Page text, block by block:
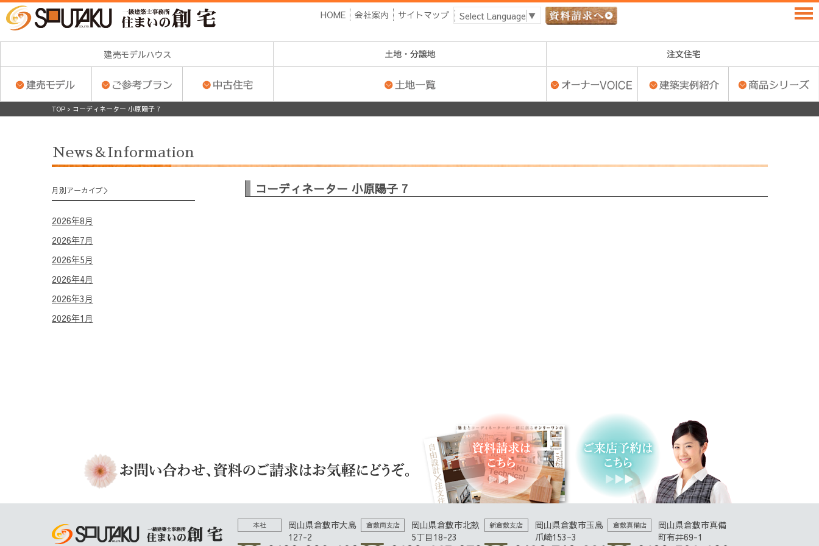
HOME 会社案内 サイトマップ Select Language ▼
TOP> コーディネーター 小原陽子 7
News＆Information
月別アーカイブ
2026年8月
2026年7月
2026年5月
2026年4月
2026年3月
2026年1月
コーディネーター 小原陽子 7
本社
岡山県倉敷市大島
127-2
倉敷南支店
岡山県倉敷市北畝
5丁目18-23
新倉敷支店
岡山県倉敷市玉島
爪崎153−3
倉敷真備店
岡山県倉敷市真備
町有井69-1